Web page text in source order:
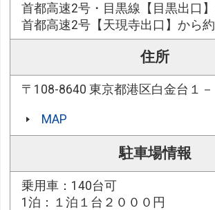
首都高速2号・目黒線【目黒出口】
首都高速2号【天現寺出口】から約
住所
〒108-8640 東京都港区白金台１
MAP
駐車場情報
乗用車：140台可
1泊：１泊１台２０００円